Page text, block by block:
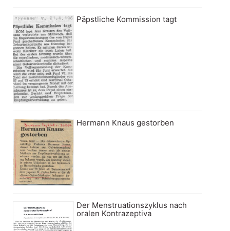
Päpstliche Kommission tagt
Hermann Knaus gestorben
Der Menstruationszyklus nach
oralen Kontrazeptiva